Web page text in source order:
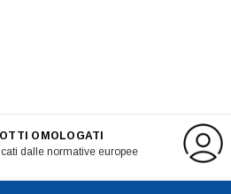
OMOLOGATI
dalle normative europee